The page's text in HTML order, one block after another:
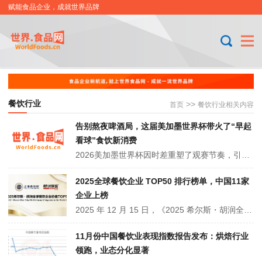
赋能食品企业，成就世界品牌
首页 >> 餐饮行业相关内容
餐饮行业
告别熬夜啤酒局，这届美加墨世界杯带火了“早起
看球”食饮新消费
2026美加墨世界杯因时差重塑了观赛节奏，引爆食饮消费新赛道。消费场景从深夜酒吧延伸至清晨居家与便利店，品类从传统啤酒烧烤拓展至咖啡、低度酒、无醇饮品及轻量化零食。同时，即食预制菜与IP联名周边备受青睐。这届赛事正推动观赛经济向全时段、轻负担及情绪价值消费全面升级。
2025全球餐饮企业 TOP50 排行榜单，中国11家
企业上榜
2025 年 12 月 15 日，《2025 希尔斯・胡润全球餐饮企业价值 TOP50》发布。麦当劳以 1.54 万亿元登顶，星巴克、英国康帕斯分列二三位。中国 11 家餐饮企业上榜（2 家进前十），饮品服务赛道独占 7 席，蜜雪冰城门店数超 5.3 万家居全球第一，展现出中国餐饮品牌的年轻活力与出海潜力。
11月份中国餐饮业表现指数报告发布：烘焙行业
领跑，业态分化显著